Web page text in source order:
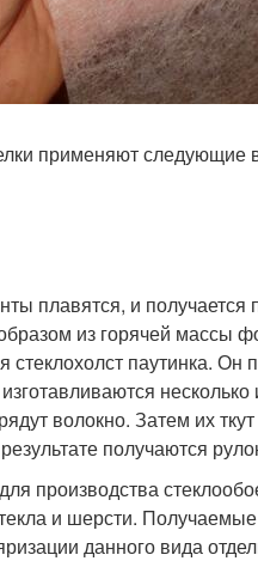
применяют следующие
плавятся, и получается
из горячей массы
паутинка. Он
волокно. Затем их
получаются
производства
и шерсти.
данного вида